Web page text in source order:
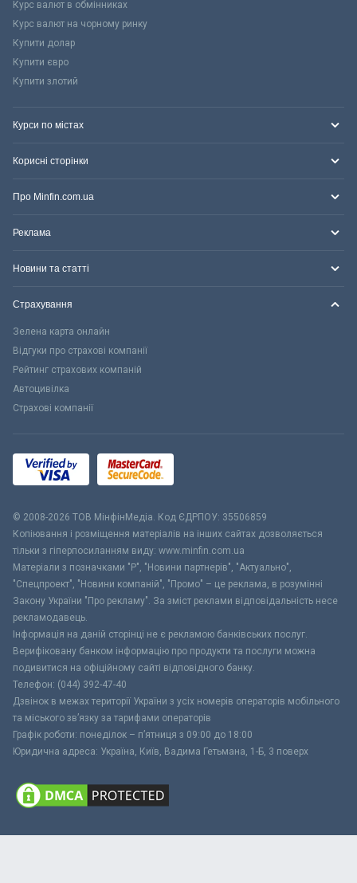
Курс валют в обмінниках
Курс валют на чорному ринку
Купити долар
Купити євро
Купити злотий
Курси по містах
Корисні сторінки
Про Minfin.com.ua
Реклама
Новини та статті
Страхування
Зелена карта онлайн
Відгуки про страхові компанії
Рейтинг страхових компаній
Автоцивілка
Страхові компанії
© 2008-2026 ТОВ МiнфiнМедiа. Код ЄДРПОУ: 35506859
Копіювання і розміщення матеріалів на інших сайтах дозволяється
тільки з гіперпосиланням виду: www.minfin.com.ua
Матеріали з позначками "Р", "Новини партнерів", "Актуально",
"Спецпроект", "Новини компаній", "Промо" – це реклама, в розумінні
Закону України "Про рекламу". За зміст реклами відповідальність несе
рекламодавець.
Інформація на даній сторінці не є рекламою банківських послуг.
Верифіковану банком інформацію про продукти та послуги можна
подивитися на офіційному сайті відповідного банку.
Телефон: (044) 392-47-40
Дзвінок в межах території України з усіх номерів операторів мобільного
та міського зв’язку за тарифами операторів
Графік роботи: понеділок – п’ятниця з 09:00 до 18:00
Юридична адреса: Україна, Київ, Вадима Гетьмана, 1-Б, 3 поверх